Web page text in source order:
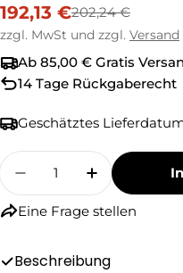
Verkaufspreis
192,13 €
Regulärer
Preis
202,24 €
zzgl. MwSt und zzgl. Versand
Ab 85,00 € Gratis
14 Tage Rückgaberecht
Geschätztes
Menge
Menge Für My
Menge
Eine Frage stellen
Beschreibung